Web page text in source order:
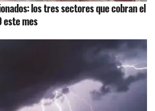
los tres sectores que cobran el
este mes